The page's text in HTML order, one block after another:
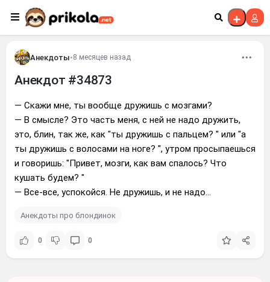
Перейти к контенту
Анекдоты•8 месяцев назад
Анекдот #34873
— Скажи мне, ты вообще дружишь с мозгами?
— В смысле? Это часть меня, с ней не надо дружить,
это, блин, так же, как "ты дружишь с пальцем? " или "а
ты дружишь с волосами на ноге? ", утром просыпаешься
и говоришь: "Привет, мозги, как вам спалось? Что
кушать будем? "
— Все-все, успокойся. Не дружишь, и не надо...
Анекдоты про блондинок
0 0